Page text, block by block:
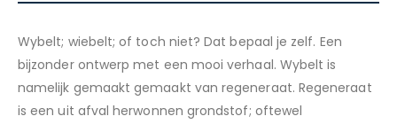
Wybelt; wiebelt; of toch niet? Dat bepaal je zelf. Een
bijzonder ontwerp met een mooi verhaal. Wybelt is
namelijk gemaakt gemaakt van regeneraat. Regeneraat
is een uit afval herwonnen grondstof; oftewel